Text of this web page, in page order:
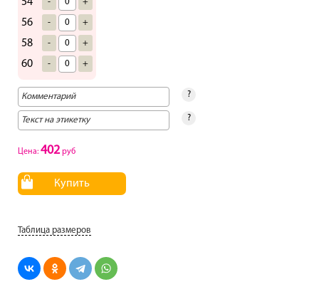
- +
56 - +
58 - +
60 - +
?
?
Цена: 402 руб
Купить
Таблица размеров